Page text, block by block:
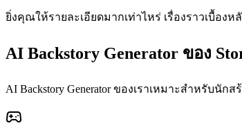
ยิ่งคุณให้รายละเอียดมากเท่าไหร่ เรื่องราวเบื้อ
AI Backstory Generator ของ
AI Backstory Generator ของเราเหมาะสำหรับนั